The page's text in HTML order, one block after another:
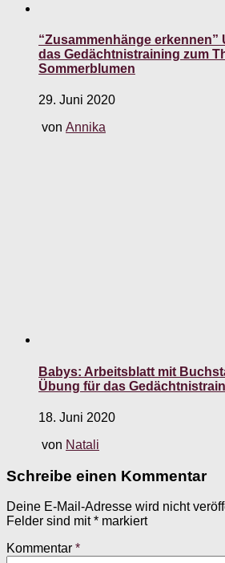
“Zusammenhänge
das Gedächtnistraining zum
Sommerblumen
29. Juni 2020
von Annika
Babys: Arbeitsblatt mit
Übung für das
18. Juni 2020
von Natali
Schreibe einen Kommentar
Deine E-Mail-Adresse wird nicht
Felder sind mit* markiert
Kommentar *